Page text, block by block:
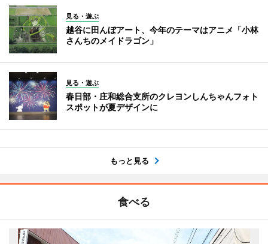
見る・遊ぶ
越谷に田んぼアート、今年のテーマはアニメ「小林
さんちのメイドラゴン」
見る・遊ぶ
春日部・庄和総合支所のクレヨンしんちゃんフォト
スポットが夏デザインに
もっと見る
食べる